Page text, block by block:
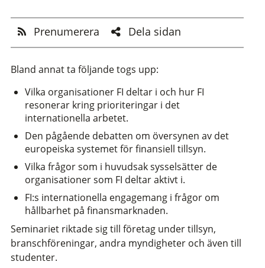
Prenumerera Dela sidan
Bland annat ta följande togs upp:
Vilka organisationer FI deltar i och hur FI
resonerar kring prioriteringar i det
internationella arbetet.
Den pågående debatten om översynen av det
europeiska systemet för finansiell tillsyn.
Vilka frågor som i huvudsak sysselsätter de
organisationer som FI deltar aktivt i.
FI:s internationella engagemang i frågor om
hållbarhet på finansmarknaden.
Seminariet riktade sig till företag under tillsyn,
branschföreningar, andra myndigheter och även till
studenter.